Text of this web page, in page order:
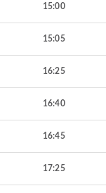
15:00
15:05
16:25
16:40
16:45
17:25